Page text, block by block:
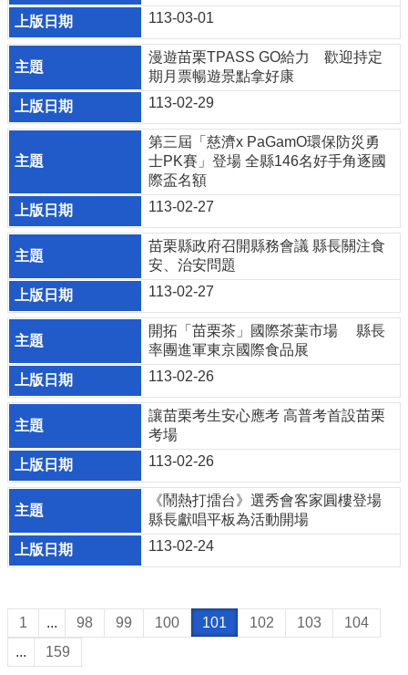
處
理
網
站
資
料
放
告
補
助
公
告
專
區
網
站
導
回
頁
隱
宣
告
資
113-03-01
漫遊苗栗TPASS GO給力 歡迎持定
期月票暢遊景點拿好康
113-02-29
第三屆「慈濟x PaGamO環保防災勇
士PK賽」登場 全縣146名好手角逐國
際盃名額
113-02-27
苗栗縣政府召開縣務會議 縣長關注食
安、治安問題
113-02-27
開拓「苗栗茶」國際茶葉市場 縣長
率團進軍東京國際食品展
113-02-26
讓苗栗考生安心應考 高普考首設苗栗
考場
113-02-26
《鬧熱打擂台》選秀會客家圓樓登場
縣長獻唱平板為活動開場
113-02-24
1 ... 98 99 100 101 102 103
104
...
159